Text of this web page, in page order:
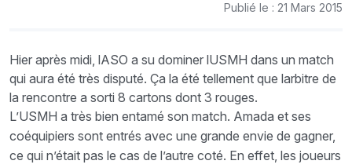
Publié le : 21 Mars 2015
Hier après midi, lASO a su dominer lUSMH dans un match
qui aura été très disputé. Ça la été tellement que larbitre de
la rencontre a sorti 8 cartons dont 3 rouges.
L’USMH a très bien entamé son match. Amada et ses
coéquipiers sont entrés avec une grande envie de gagner,
ce qui n’était pas le cas de l’autre coté. En effet, les joueurs